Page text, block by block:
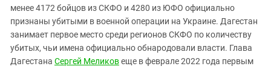
менее 4172 бойцов из СКФО и 4280 из ЮФО официально
признаны убитыми в военной операции на Украине. Дагестан
занимает первое место среди регионов СКФО по количеству
убитых, чьи имена официально обнародовали власти. Глава
Дагестана Сергей Меликовеще в феврале 2022 года первым